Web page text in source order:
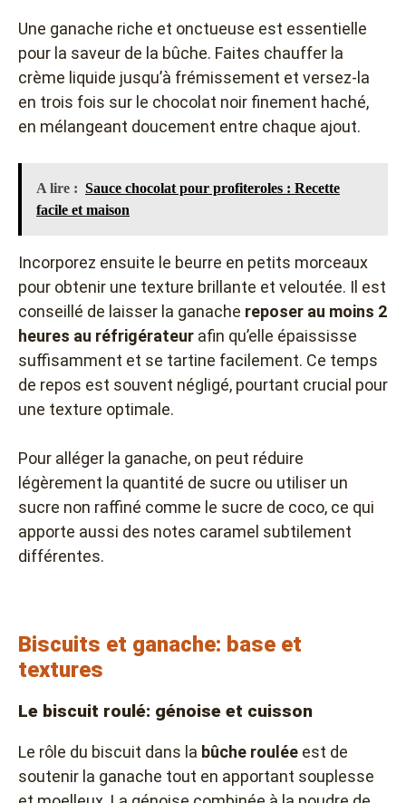
Une ganache riche et onctueuse est essentielle
pour la saveur de la bûche. Faites chauffer la
crème liquide jusqu’à frémissement et versez-la
en trois fois sur le chocolat noir finement haché,
en mélangeant doucement entre chaque ajout.
A lire : Sauce chocolat pour profiteroles : Recette
facile et maison
Incorporez ensuite le beurre en petits morceaux
pour obtenir une texture brillante et veloutée. Il est
conseillé de laisser la ganache reposer au moins 2
heures au réfrigérateur afin qu’elle épaississe
suffisamment et se tartine facilement. Ce temps
de repos est souvent négligé, pourtant crucial pour
une texture optimale.
Pour alléger la ganache, on peut réduire
légèrement la quantité de sucre ou utiliser un
sucre non raffiné comme le sucre de coco, ce qui
apporte aussi des notes caramel subtilement
différentes.
Biscuits et ganache: base et
textures
Le biscuit roulé: génoise et cuisson
Le rôle du biscuit dans la bûche roulée est de
soutenir la ganache tout en apportant souplesse